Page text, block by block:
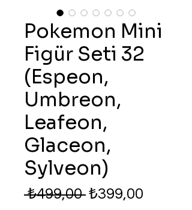
Pokemon Mini
Figür Seti 32
(Espeon,
Umbreon,
Leafeon,
Glaceon,
Sylveon)
₺499,00 Normal
₺399,00